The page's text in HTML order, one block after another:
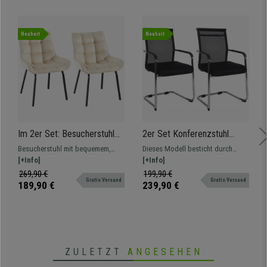
Neuheit
Im 2er Set: Besucherstuhl
MAMBO, bequem
gepolstert, schwarze
Stuhlbeine, Samtbezug,
Farbe Creme
Besucherstuhl mit bequemem,
elegantem und zeitlosem Design.
Mit Samtbezug in verschiedenen
Farben.
[+Info]
269,90 €
189,90 € Gratis Versand
Neuheit
2er Set Konferenzstuhl
ORES, verchromtes Gestell,
atmungsaktiver Netzstoff,
Farbe Schwarz
Dieses Modell besticht durch
Design, Komfort und
Funktionstüchtigkeit, 4-Fußgestell
aus Metall, in verschiedenen
[+Info]
199,90 €
239,90 € Gratis Versand
ZULETZT ANGESEHEN